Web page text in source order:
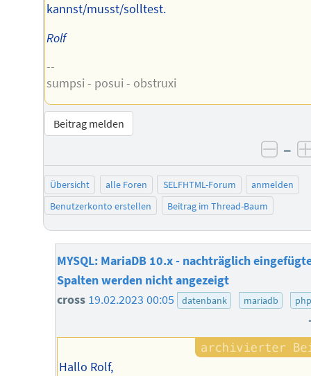
kannst/musst/solltest.
Rolf
--
sumpsi - posui - obstruxi
Beitrag melden
–
Übersicht alle Foren SELFHTML-Forum
anmelden
Benutzerkonto erstellen
Beitrag im Thread-Baum
MYSQL: MariaDB 10.x - nachträglich
Spalten werden nicht angezeigt
cross 19.02.2023 00:05 datenbank mariadb
Hallo Rolf,